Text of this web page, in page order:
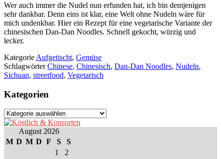
Wer auch immer die Nudel nun erfunden hat, ich bin demjenigen
sehr dankbar. Denn eins ist klar, eine Welt ohne Nudeln wäre für
mich undenkbar. Hier ein Rezept für eine vegetarische Variante der
chinesischen Dan-Dan Noodles. Schnell gekocht, würzig und
lecker.
Kategorie Aufgetischt, Gemüse
SchlagwörterChinese, Chinesisch, Dan-Dan Noodles, Nudeln,
Sichuan, streetfood, Vegetarisch
Kategorien
Kategorien
August 2026
M D M D F S
S
1
2